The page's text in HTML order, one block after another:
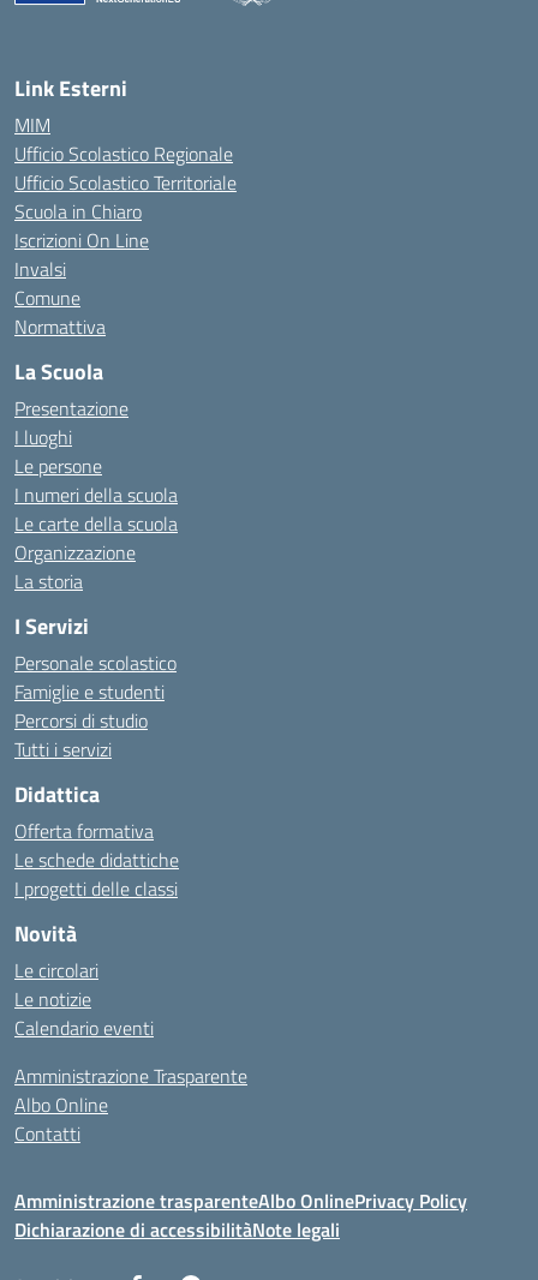
Link Esterni
MIM
Ufficio Scolastico Regionale
Ufficio Scolastico Territoriale
Scuola in Chiaro
Iscrizioni On Line
Invalsi
Comune
Normattiva
La Scuola
Presentazione
I luoghi
Le persone
I numeri della scuola
Le carte della scuola
Organizzazione
La storia
I Servizi
Personale scolastico
Famiglie e studenti
Percorsi di studio
Tutti i servizi
Didattica
Offerta formativa
Le schede didattiche
I progetti delle classi
Novità
Le circolari
Le notizie
Calendario eventi
Amministrazione Trasparente
Albo Online
Contatti
Amministrazione trasparenteAlbo OnlinePrivacy Policy
Dichiarazione di accessibilitàNote legali